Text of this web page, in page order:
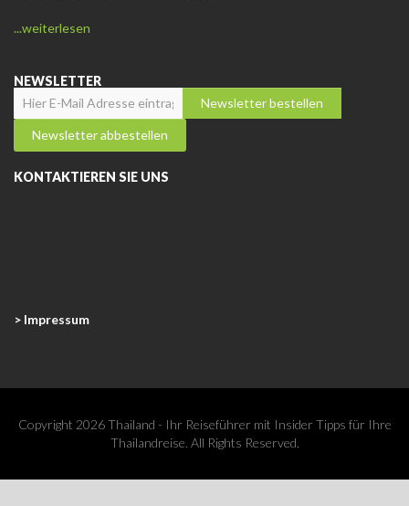
...weiterlesen
NEWSLETTER
KONTAKTIEREN SIE UNS
> Impressum
Copyright 2026 Thailand - Ihr Reiseführer mit Insider Tipps für Ihre
Thailandreise. All Rights Reserved.